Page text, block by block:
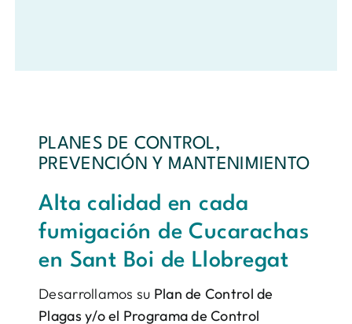
PLANES DE CONTROL,
PREVENCIÓN Y MANTENIMIENTO
Alta calidad en cada
fumigación de Cucarachas
en Sant Boi de Llobregat
Desarrollamos su Plan de Control de
Plagas y/o el Programa de Control